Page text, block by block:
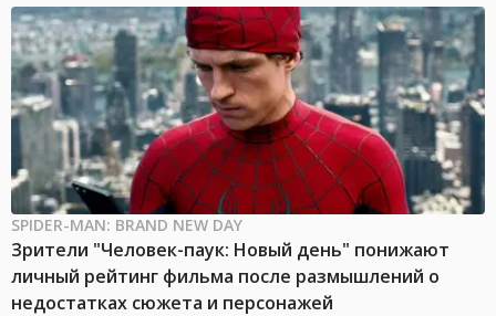
SPIDER-MAN: BRAND NEW DAY
Зрители "Человек-паук: Новый день" понижают
личный рейтинг фильма после размышлений о
недостатках сюжета и персонажей